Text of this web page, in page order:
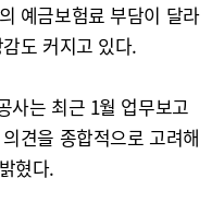
예금보험료 부담이 달라
도 커지고 있다.
사는 최근 1월 업무보고
견을 종합적으로 고려해
혔다.